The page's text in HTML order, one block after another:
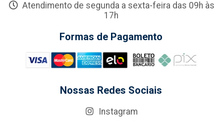
Atendimento de segunda a sexta-feira das 09h às
17h
Formas de Pagamento
Nossas Redes Sociais
Instagram